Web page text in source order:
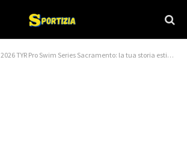
2026 TYR Pro Swim Series Sacramento: la tua storia estiva inizia qui